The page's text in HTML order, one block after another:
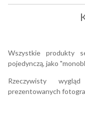
Wszystkie produkty
pojedynczą, jako
Rzeczywisty
prezentowanych